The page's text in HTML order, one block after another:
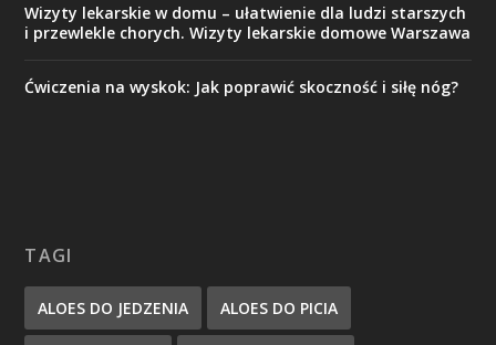
Wizyty lekarskie w domu – ułatwienie dla ludzi starszych
i przewlekle chorych. Wizyty lekarskie domowe Warszawa
Ćwiczenia na wyskok: Jak poprawić skoczność i siłę nóg?
TAGI
ALOES DO JEDZENIA ALOES DO PICIA